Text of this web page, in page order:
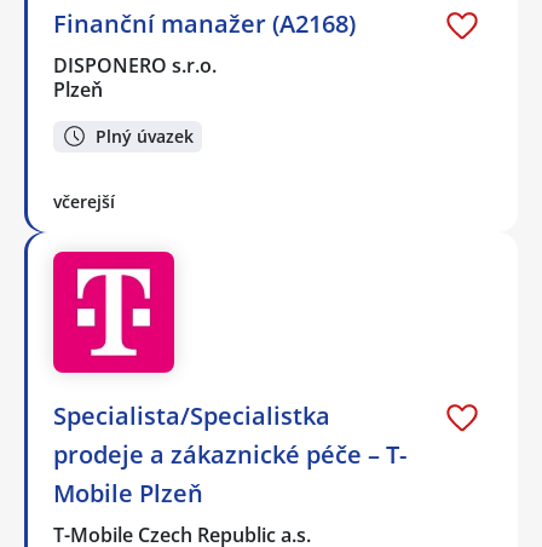
Finanční manažer (A2168)
DISPONERO s.r.o.
Plzeň
Plný úvazek
včerejší
Specialista/Specialistka
prodeje a zákaznické péče – T-
Mobile Plzeň
T-Mobile Czech Republic a.s.